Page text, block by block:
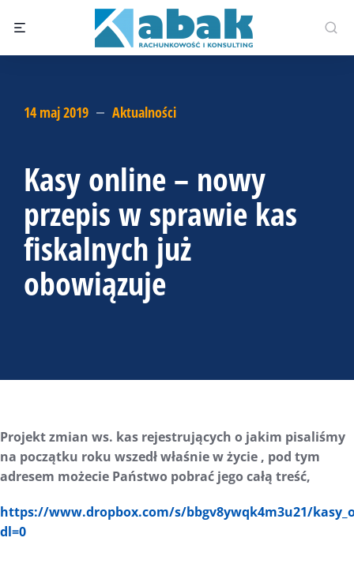
14 maj 2019 Aktualności
Kasy online – nowy
przepis w sprawie kas
fiskalnych już
obowiązuje
Projekt zmian ws. kas rejestrujących o jakim pisaliśmy
na początku roku wszedł właśnie w życie , pod tym
adresem możecie Państwo pobrać jego całą treść,
https://www.dropbox.com/s/bbgv8ywqk4m3u21/
dl=0